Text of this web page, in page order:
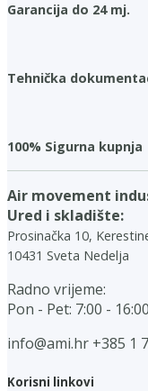
Garancija do 24 mj.
Tehnička
100% Sigurna kupnja
Air movement
Ured i skladište:
Prosinačka 10,
10431 Sveta Nedelja
Radno vrijeme:
Pon - Pet: 7:00 - 16:00
info@ami.hr +385 1
Korisni linkovi